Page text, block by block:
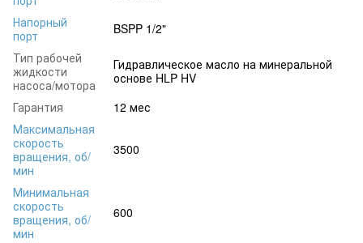
Напорный
порт
BSPP 1/2"
Тип рабочей
жидкости
насоса/мотора
Гидравлическое масло на минеральной
основе HLP HV
Гарантия
12 мес
Максимальная
скорость
вращения, об/
мин
3500
Минимальная
скорость
вращения, об/
мин
600